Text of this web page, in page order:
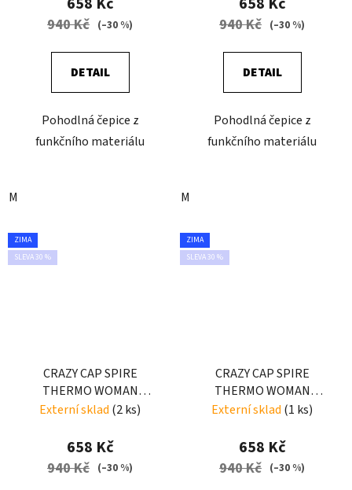
940 Kč (–30 %)
DETAIL
Pohodlná čepice z
funkčního materiálu
M
940 Kč (–30 %)
DETAIL
Pohodlná čepice z
funkčního materiálu
M
ZIMA
SLEVA 30 %
CRAZY CAP SPIRE
THERMO WOMAN
WOMAN POP
Externí sklad (2 ks)
658 Kč
940 Kč (–30 %)
ZIMA
SLEVA 30 %
CRAZY CAP SPIRE
THERMO WOMAN
WOMAN EARLY
Externí sklad (1 ks)
658 Kč
940 Kč (–30 %)